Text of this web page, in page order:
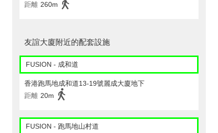
距離 260m
友誼大廈附近的配套設施
FUSION - 成和道
香港跑馬地成和道13-19號麗成大廈地下
距離 20m
FUSION - 跑馬地山村道